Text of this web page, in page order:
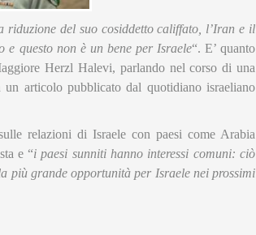
riduzione del suo cosiddetto califfato, l’Iran e il
e questo non è un bene per Israele“. E’ quanto
Herzl Halevi, parlando nel corso di una
un articolo pubblicato dal quotidiano israeliano
relazioni di Israele con paesi come Arabia
e “i paesi sunniti hanno interessi comuni: ciò
più grande opportunità per Israele nei prossimi